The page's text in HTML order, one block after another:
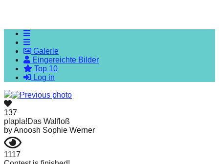
Galerie
Eingereichte Bilder
Top 10
Log in
137
plapla!Das Walfloß
byAnoosh Sophie Werner
1117